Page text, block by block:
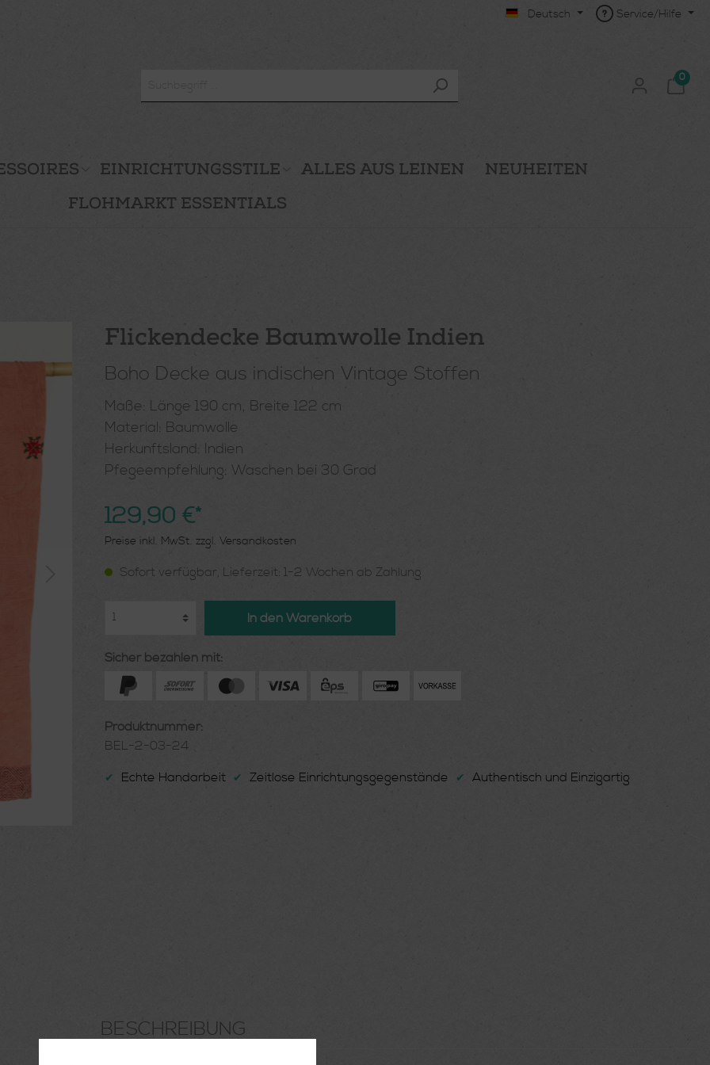
Deutsch Service/Hilfe
0
EINRICHTUNGSSTILE ALLES AUS LEINEN
NEUHEITEN
FLOHMARKT ESSENTIALS
Flickendecke Baumwolle Indien
Boho Decke aus indischen Vintage Stoffen
Maße: Länge 190 cm, Breite 122 cm
Material: Baumwolle
Herkunftsland: Indien
Pfegeempfehlung: Waschen bei 30 Grad
129,90 €*
Preise inkl. MwSt. zzgl. Versandkosten
Sofort verfügbar, Lieferzeit: 1-2 Wochen ab Zahlung
In den Warenkorb
Sicher bezahlen mit:
Produktnummer:
BEL-2-03-24
✔ Echte Handarbeit ✔ Zeitlose Einrichtungsgegenstände ✔ Authentisch und Einzigartig
BESCHREIBUNG